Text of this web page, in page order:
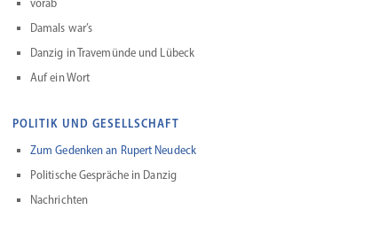
vorab
Damals war’s
Danzig in Trave­münde und Lübeck
Auf ein Wort
POLITIK UND GESELLSCHAFT
Zum Gedenken an Rupert Neudeck
Politische Gespräche in Danzig
Nachrichten